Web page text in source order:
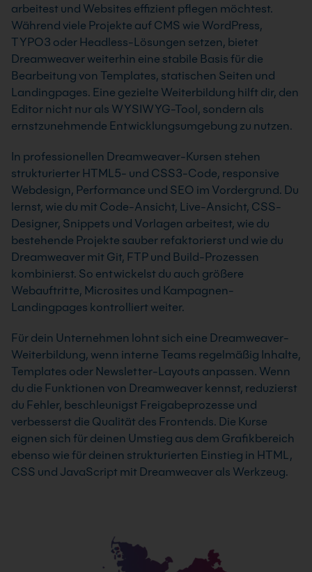
arbeitest und Websites effizient pflegen möchtest.
Während viele Projekte auf CMS wie WordPress,
TYPO3 oder Headless-Lösungen setzen, bietet
Dreamweaver weiterhin eine stabile Basis für die
Bearbeitung von Templates, statischen Seiten und
Landingpages. Eine gezielte Weiterbildung hilft dir, den
Editor nicht nur als WYSIWYG-Tool, sondern als
ernstzunehmende Entwicklungsumgebung zu nutzen.
In professionellen Dreamweaver-Kursen stehen
strukturierter HTML5- und CSS3-Code, responsive
Webdesign, Performance und SEO im Vordergrund. Du
lernst, wie du mit Code-Ansicht, Live-Ansicht, CSS-
Designer, Snippets und Vorlagen arbeitest, wie du
bestehende Projekte sauber refaktorierst und wie du
Dreamweaver mit Git, FTP und Build-Prozessen
kombinierst. So entwickelst du auch größere
Webauftritte, Microsites und Kampagnen-
Landingpages kontrolliert weiter.
Für dein Unternehmen lohnt sich eine Dreamweaver-
Weiterbildung, wenn interne Teams regelmäßig Inhalte,
Templates oder Newsletter-Layouts anpassen. Wenn
du die Funktionen von Dreamweaver kennst, reduzierst
du Fehler, beschleunigst Freigabeprozesse und
verbesserst die Qualität des Frontends. Die Kurse
eignen sich für deinen Umstieg aus dem Grafikbereich
ebenso wie für deinen strukturierten Einstieg in HTML,
CSS und JavaScript mit Dreamweaver als Werkzeug.